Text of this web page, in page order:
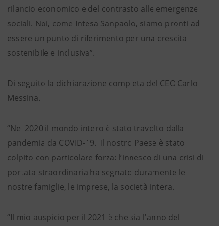
rilancio economico e del contrasto alle emergenze
sociali. Noi, come Intesa Sanpaolo, siamo pronti ad
essere un punto di riferimento per una crescita
sostenibile e inclusiva”.
Di seguito la dichiarazione completa del CEO Carlo
Messina.
“Nel 2020 il mondo intero è stato travolto dalla
pandemia da COVID-19. Il nostro Paese è stato
colpito con particolare forza: l’innesco di una crisi di
portata straordinaria ha segnato duramente le
nostre famiglie, le imprese, la società intera.
“Il mio auspicio per il 2021 è che sia l'anno del